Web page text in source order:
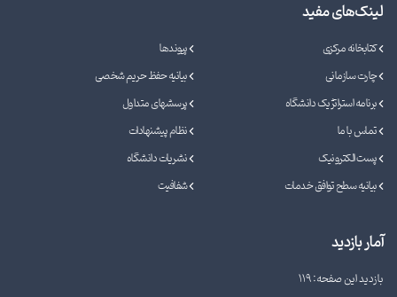
لینک‌های مفید
کتابخانه مرکزی
پیوندها
چارت سازمانی
بیانیه حفظ حریم شخصی
برنامه استراتژیک دانشگاه
پرسشهای متداول
تماس با ما
نظام پیشنهادات
پست الکترونیک
نشریات دانشگاه
بیانیه سطح توافق خدمات
شفافیت
آمار بازدید
بازدید این صفحه: 119